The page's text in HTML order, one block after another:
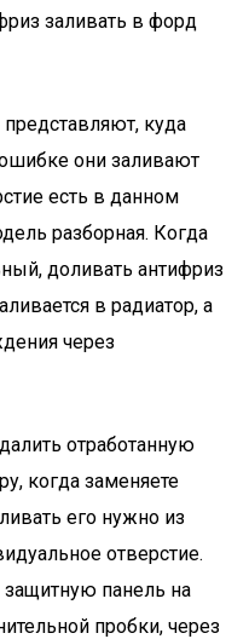
заливать в форд
куда
они заливают
есть в данном
разборная. Когда
доливать антифриз
в радиатор, а
через
отработанную
когда заменяете
его нужно из
отверстие.
панель на
пробки, через